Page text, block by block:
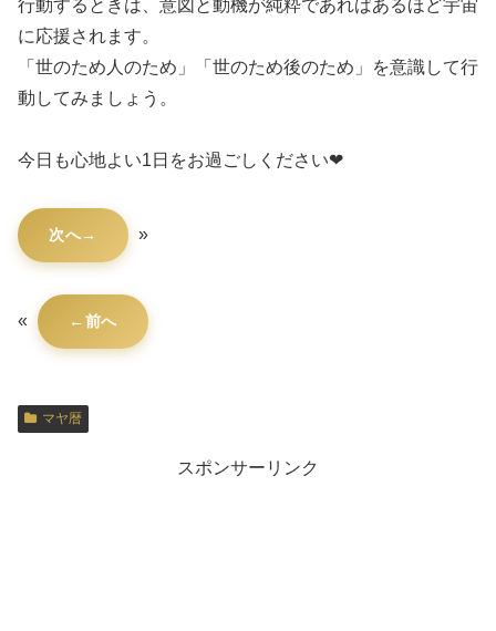
行動するときは、意図と動機が純粋であればあるほど宇宙
に応援されます。
「世のため人のため」「世のため後のため」を意識して行
動してみましょう。
今日も心地よい1日をお過ごしください❤
次へ »
« 前へ
マヤ暦
スポンサーリンク